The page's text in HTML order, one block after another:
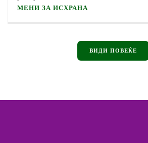
МЕНИ ЗА ИСХРАНА
ВИДИ ПОВЕЌЕ